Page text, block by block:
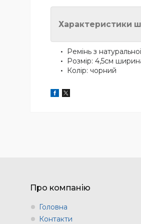
Характеристики
Ремінь з
Розмір: 4,5см
Колір: чорний
Про компанію
Головна
Контакти